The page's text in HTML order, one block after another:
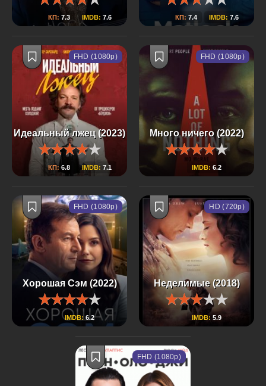
КП: 7.3 IMDB: 7.6 КП: 7.4 IMDB: 7.6
Идеальный лжец (2023)
КП: 6.8 IMDB: 7.1
FHD (1080p)
Много ничего (2022)
IMDB: 6.2
FHD (1080p)
Хорошая Сэм (2022)
IMDB: 6.2
FHD (1080p)
Неделимые (2018)
IMDB: 5.9
HD (720p)
FHD (1080p)